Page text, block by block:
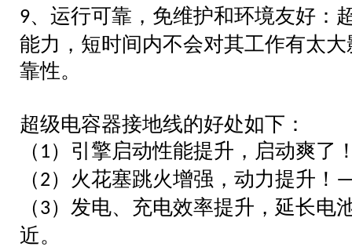
9、运行可靠，免维护和环境友好：
能力，短时间内不会对其工作有太
靠性。
超级电容器接地线的好处如下：
（ 1）引擎启动性能提升，启动爽了
（2）火花塞跳火增强，动力提升！
（3）发电、充电效率提升，延长电
近。